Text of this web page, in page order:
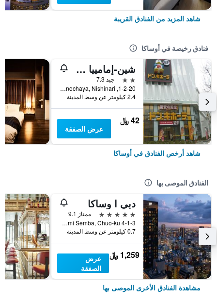
شاهد المزيد من الفنادق القريبة
فنادق رخيصة في أوساكا
شين-إمامييا هوتل
2 نجمتين
جيد 7.3
1-2-20, Haginochaya, Nishinari, أوساكا, اليابان
2.4 كيلومتر عن وسط المدينة
42 ﷼
عرض الصفقة
شاهد أرخص الفنادق في أوساكا
الفنادق الموصى بها
دبي ا وساكا
5 نجوم
ممتاز 9.1
4-1-3 Minami Semba, Chuo-ku, أوساكا, اليابان
0.7 كيلومتر عن وسط المدينة
1,259 ﷼
عرض
الصفقة
مشاهدة الفنادق الأخرى الموصى بها